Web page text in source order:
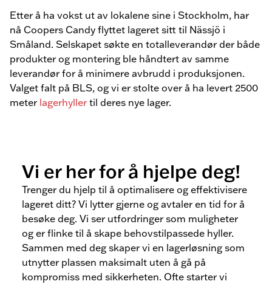
Etter å ha vokst ut av lokalene sine i Stockholm, har
nå Coopers Candy flyttet lageret sitt til Nässjö i
Småland. Selskapet søkte en totalleverandør der både
produkter og montering ble håndtert av samme
leverandør for å minimere avbrudd i produksjonen.
Valget falt på BLS, og vi er stolte over å ha levert 2500
meter lagerhyller til deres nye lager.
Vi er her for å hjelpe deg!
Trenger du hjelp til å optimalisere og effektivisere
lageret ditt? Vi lytter gjerne og avtaler en tid for å
besøke deg. Vi ser utfordringer som muligheter
og er flinke til å skape behovstilpassede hyller.
Sammen med deg skaper vi en lagerløsning som
utnytter plassen maksimalt uten å gå på
kompromiss med sikkerheten. Ofte starter vi